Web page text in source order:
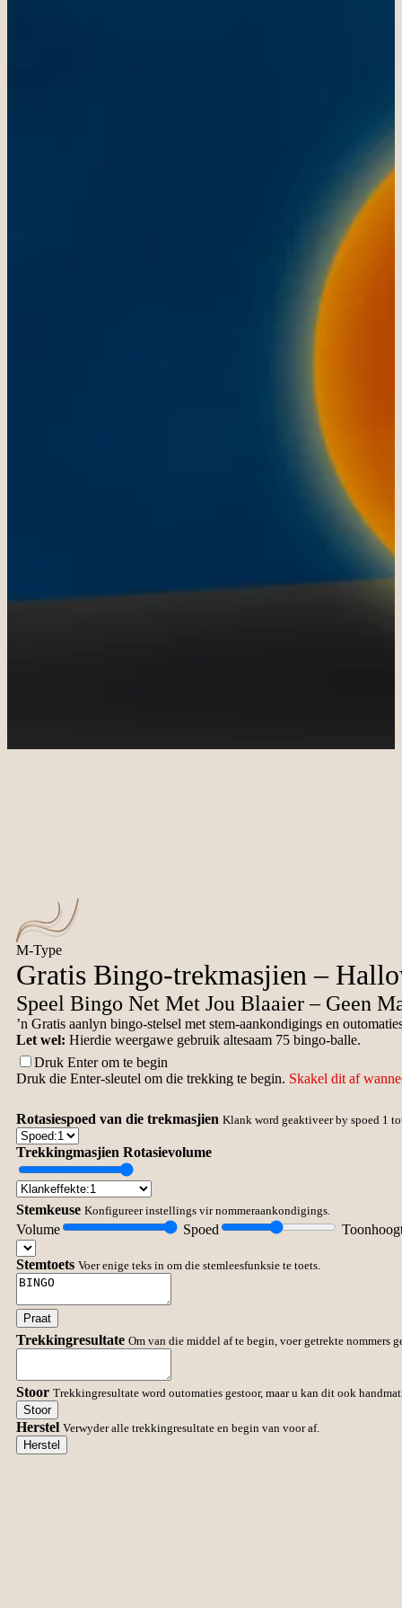
Trek
Instellings↓
M-Type
Gratis Bingo-trekmasjien –
Speel Bingo Net Met Jou Blaaier – Geen
’n Gratis aanlyn bingo-stelsel met stem-aankondigings en
Let wel: Hierdie weergawe gebruik altesaam 75 bingo-balle.
Druk Enter om te begin
Druk die Enter-sleutel om die trekking te begin. Skakel dit af
Rotasiespoed van die trekmasjien Klank word geaktiveer by spoed 1
Trekkingmasjien Rotasievolume
Stemkeuse Konfigureer instellings vir nommeraankondigings.
Volume Spoed
Stemtoets Voer enige teks in om die stemleesfunksie te toets.
Praat
Trekkingresultate Om van die middel af te begin, voer getrekte nommers
Stoor Trekkingresultate word outomaties gestoor, maar u kan dit ook
Stoor
Herstel Verwyder alle trekkingresultate en begin van voor af.
Herstel